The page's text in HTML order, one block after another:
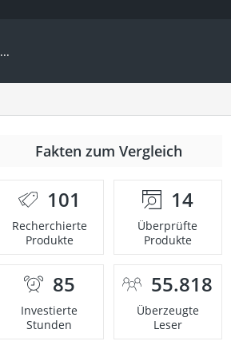
Fakten zum Vergleich
101
Recherchierte
Produkte
14
Überprüfte
Produkte
85
Investierte
Stunden
55.818
Überzeugte
Leser